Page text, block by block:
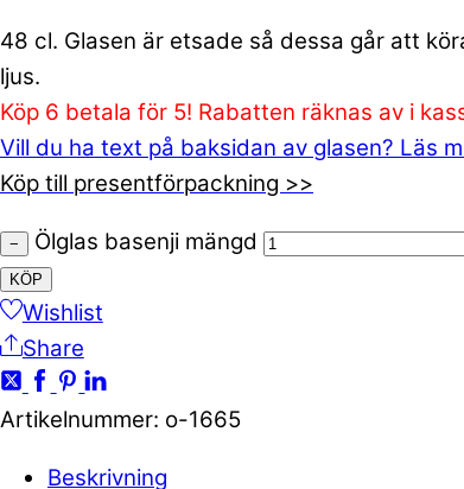
48 cl. Glasen är etsade så dessa går att
ljus.
Köp 6 betala för 5! Rabatten räknas av i
Vill du ha text på baksidan av glasen? Läs
Köp till presentförpackning >>
− Ölglas basenji mängd
KÖP
Wishlist
Share
Artikelnummer: o-1665
Beskrivning